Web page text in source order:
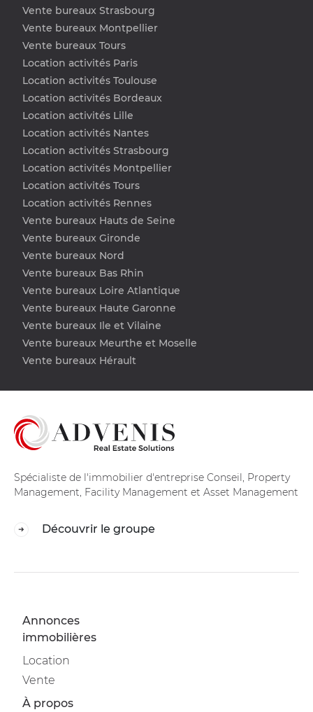
Vente bureaux Strasbourg
Vente bureaux Montpellier
Vente bureaux Tours
Location activités Paris
Location activités Toulouse
Location activités Bordeaux
Location activités Lille
Location activités Nantes
Location activités Strasbourg
Location activités Montpellier
Location activités Tours
Location activités Rennes
Vente bureaux Hauts de Seine
Vente bureaux Gironde
Vente bureaux Nord
Vente bureaux Bas Rhin
Vente bureaux Loire Atlantique
Vente bureaux Haute Garonne
Vente bureaux Ile et Vilaine
Vente bureaux Meurthe et Moselle
Vente bureaux Hérault
Spécialiste de l'immobilier d'entreprise Conseil, Property
Management, Facility Management et Asset Management
Découvrir le groupe
Annonces
immobilières
Location
Vente
À propos